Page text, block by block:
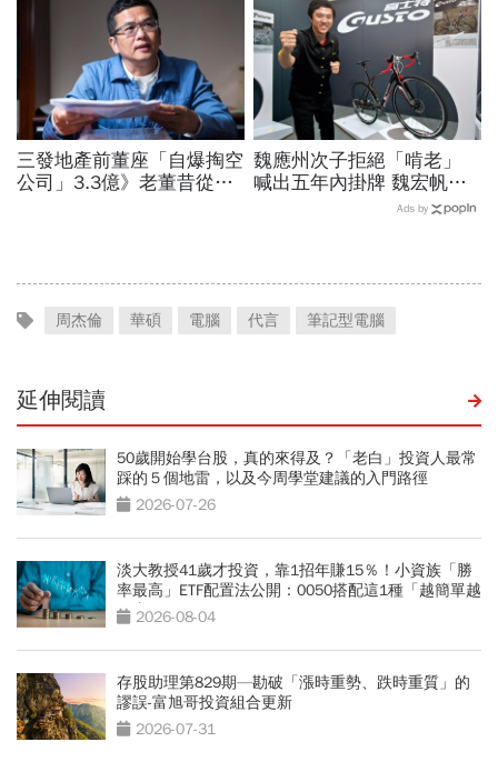
三發地產前董座「自爆掏空
公司」3.3億》老董昔從精
魏應州次子拒絕「啃老」
喊出五年內掛牌 魏宏帆繳
出品牌路上首張成績單
Ads by
周杰倫 華碩 電腦 代言 筆記型電腦
延伸閱讀
50歲開始學台股，真的來得及？「老白」投資人最常
踩的５個地雷，以及今周學堂建議的入門路徑
2026-07-26
淡大教授41歲才投資，靠1招年賺15％！小資族「勝
率最高」ETF配置法公開：0050搭配這1種「越簡單越
好賺」
2026-08-04
存股助理第829期—勘破「漲時重勢、跌時重質」的
謬誤-富旭哥投資組合更新
2026-07-31